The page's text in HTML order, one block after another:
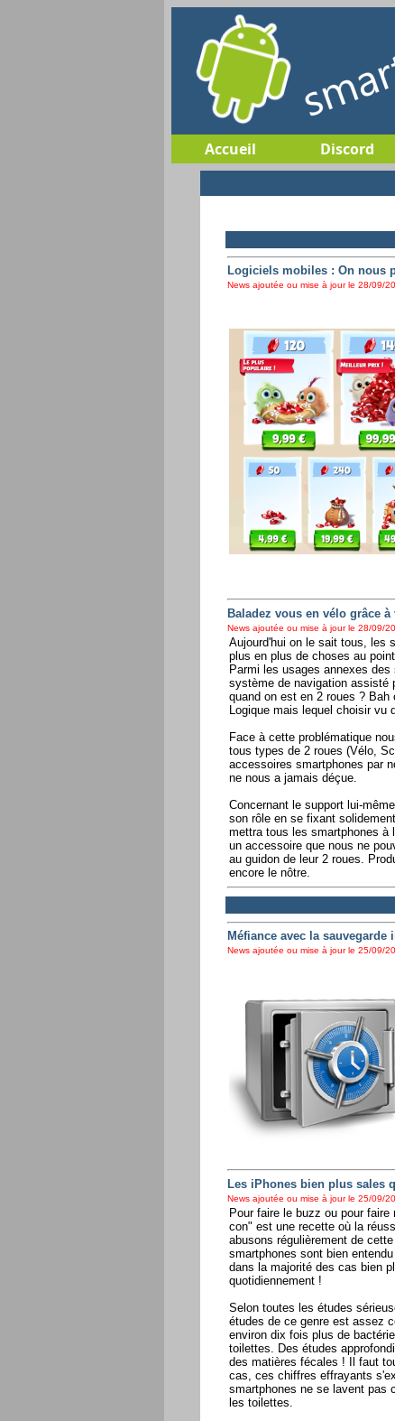
Accueil Discord
Logiciels mobiles : On nous
News ajoutée ou mise à jour le 28/09/
Baladez vous en vélo grâce
News ajoutée ou mise à jour le 28/09/
Aujourd'hui on le sait tous, les
plus en plus de choses au
Parmi les usages annexes
système de navigation assisté
quand on est en 2 roues ?
Logique mais lequel choisir vu
Face à cette problématique
tous types de 2 roues (Vélo,
accessoires smartphones par
ne nous a jamais déçue.
Concernant le support lui-
son rôle en se fixant
mettra tous les smartphones à
un accessoire que nous ne
au guidon de leur 2 roues.
encore le nôtre.
Méfiance avec la
News ajoutée ou mise à jour le 25/09/
Les iPhones bien plus sales
News ajoutée ou mise à jour le 25/09/
Pour faire le buzz ou pour
con" est une recette où la
abusons régulièrement de
smartphones sont bien
dans la majorité des cas bien
quotidiennement !
Selon toutes les études
études de ce genre est assez
environ dix fois plus de
toilettes. Des études
des matières fécales ! Il faut
cas, ces chiffres effrayants
smartphones ne se lavent pas
les toilettes.